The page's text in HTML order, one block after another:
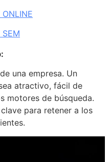
una empresa. Un
atractivo, fácil de
motores de búsqueda.
para retener a los